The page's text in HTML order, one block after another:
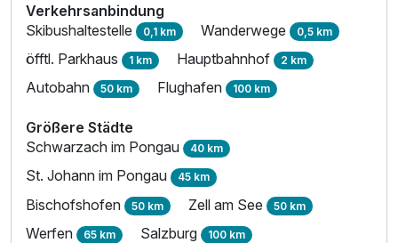
Verkehrsanbindung
Skibushaltestelle 0,1 km Wanderwege 0,5 km
öfftl. Parkhaus 1 km Hauptbahnhof 2 km
Autobahn 50 km Flughafen 100 km
Größere Städte
Schwarzach im Pongau 40 km
St. Johann im Pongau 45 km
Bischofshofen 50 km Zell am See 50 km
Werfen 65 km Salzburg 100 km